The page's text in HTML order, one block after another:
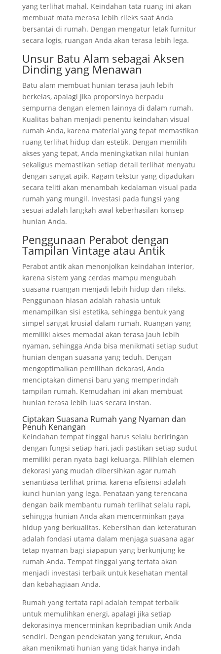
yang terlihat mahal. Keindahan tata ruang ini akan
membuat mata merasa lebih rileks saat Anda
bersantai di rumah. Dengan mengatur letak furnitur
secara logis, ruangan Anda akan terasa lebih lega.
Unsur Batu Alam sebagai Aksen
Dinding yang Menawan
Batu alam membuat hunian terasa jauh lebih
berkelas, apalagi jika proporsinya berpadu
sempurna dengan elemen lainnya di dalam rumah.
Kualitas bahan menjadi penentu keindahan visual
rumah Anda, karena material yang tepat memastikan
ruang terlihat hidup dan estetik. Dengan memilih
akses yang tepat, Anda meningkatkan nilai hunian
sekaligus memastikan setiap detail terlihat menyatu
dengan sangat apik. Ragam tekstur yang dipadukan
secara teliti akan menambah kedalaman visual pada
rumah yang mungil. Investasi pada fungsi yang
sesuai adalah langkah awal keberhasilan konsep
hunian Anda.
Penggunaan Perabot dengan
Tampilan Vintage atau Antik
Perabot antik akan menonjolkan keindahan interior,
karena sistem yang cerdas mampu mengubah
suasana ruangan menjadi lebih hidup dan rileks.
Penggunaan hiasan adalah rahasia untuk
menampilkan sisi estetika, sehingga bentuk yang
simpel sangat krusial dalam rumah. Ruangan yang
memiliki akses memadai akan terasa jauh lebih
nyaman, sehingga Anda bisa menikmati setiap sudut
hunian dengan suasana yang teduh. Dengan
mengoptimalkan pemilihan dekorasi, Anda
menciptakan dimensi baru yang memperindah
tampilan rumah. Kemudahan ini akan membuat
hunian terasa lebih luas secara instan.
Ciptakan Suasana Rumah yang Nyaman dan
Penuh Kenangan
Keindahan tempat tinggal harus selalu beriringan
dengan fungsi setiap hari, jadi pastikan setiap sudut
memiliki peran nyata bagi keluarga. Pilihlah elemen
dekorasi yang mudah dibersihkan agar rumah
senantiasa terlihat prima, karena efisiensi adalah
kunci hunian yang lega. Penataan yang terencana
dengan baik membantu rumah terlihat selalu rapi,
sehingga hunian Anda akan mencerminkan gaya
hidup yang berkualitas. Kebersihan dan keteraturan
adalah fondasi utama dalam menjaga suasana agar
tetap nyaman bagi siapapun yang berkunjung ke
rumah Anda. Tempat tinggal yang tertata akan
menjadi investasi terbaik untuk kesehatan mental
dan kebahagiaan Anda.
Rumah yang tertata rapi adalah tempat terbaik
untuk memulihkan energi, apalagi jika setiap
dekorasinya mencerminkan kepribadian unik Anda
sendiri. Dengan pendekatan yang terukur, Anda
akan menikmati hunian yang tidak hanya indah